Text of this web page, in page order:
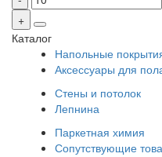
Каталог
Напольные
Аксессуары для
Стены и потолок
Лепнина
Паркетная химия
Сопутствующие